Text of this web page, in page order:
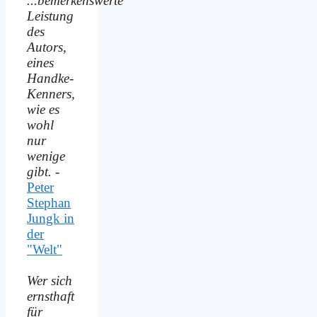
Leistung
des
Autors,
eines
Handke-
Kenners,
wie es
wohl
nur
wenige
gibt. -
Peter
Stephan
Jungk in
der
"Welt"
Wer sich
ernsthaft
für